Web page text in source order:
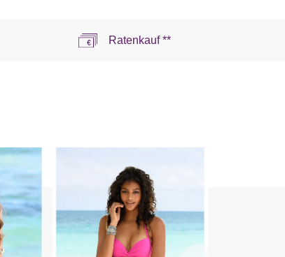
Ratenkauf **